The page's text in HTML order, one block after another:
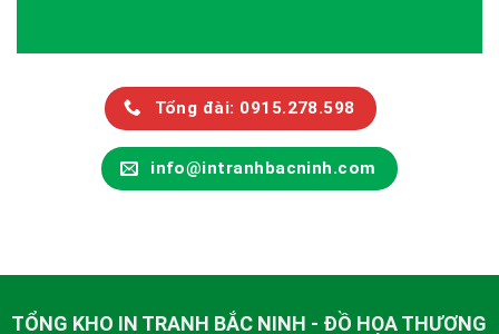
Tổng đài: 0915.278.598
info@intranhbacninh.com
TỔNG KHO IN TRANH BẮC NINH - ĐỒ HỌA THƯƠNG